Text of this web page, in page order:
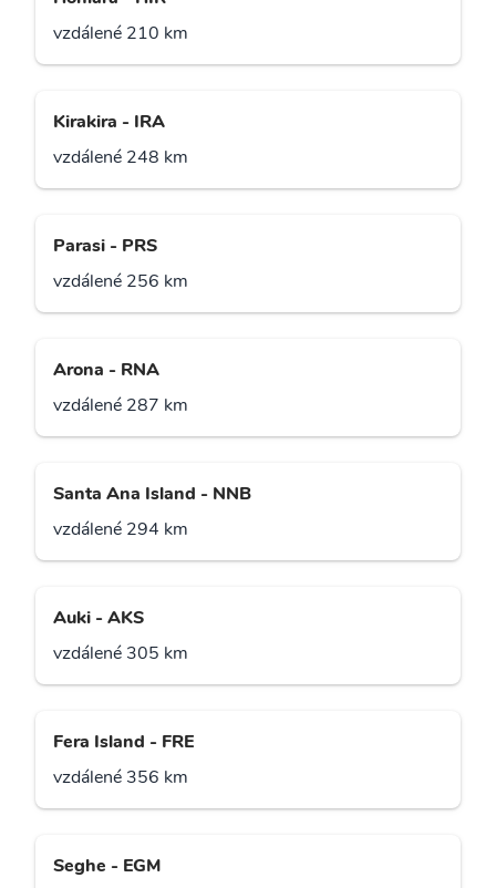
vzdálené 210 km
Kirakira - IRA
vzdálené 248 km
Parasi - PRS
vzdálené 256 km
Arona - RNA
vzdálené 287 km
Santa Ana Island - NNB
vzdálené 294 km
Auki - AKS
vzdálené 305 km
Fera Island - FRE
vzdálené 356 km
Seghe - EGM